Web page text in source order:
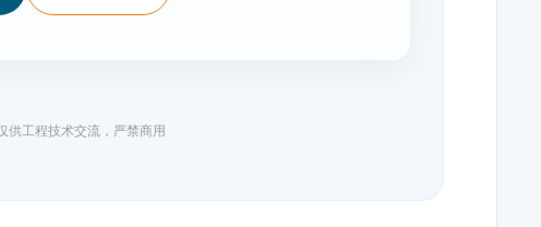
供工程技术交流，严禁商用